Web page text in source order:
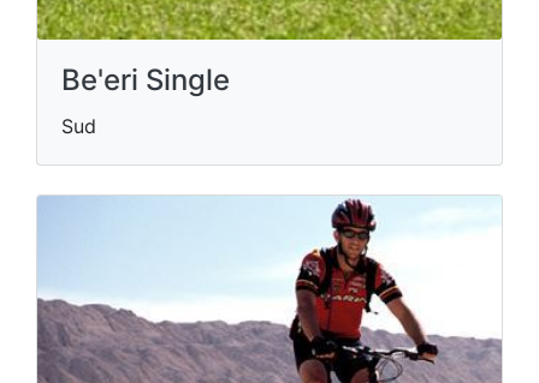
Be'eri Single
Sud